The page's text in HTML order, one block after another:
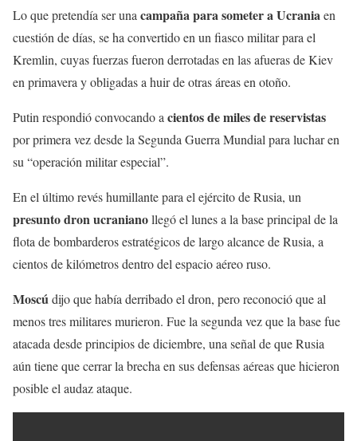
Lo que pretendía ser unacampaña para someter a Ucraniaen
cuestión de días, se ha convertido en un fiasco militar para el
Kremlin, cuyas fuerzas fueron derrotadas en las afueras de Kiev
en primavera y obligadas a huir de otras áreas en otoño.
Putin respondió convocando acientos de miles de reservistas
por primera vez desde la Segunda Guerra Mundial para luchar en
su “operación militar especial”.
En el último revés humillante para el ejército de Rusia, un
presunto dron ucranianollegó el lunes a la base principal de la
flota de bombarderos estratégicos de largo alcance de Rusia, a
cientos de kilómetros dentro del espacio aéreo ruso.
Moscúdijo que había derribado el dron, pero reconoció que al
menos tres militares murieron. Fue la segunda vez que la base fue
atacada desde principios de diciembre, una señal de que Rusia
aún tiene que cerrar la brecha en sus defensas aéreas que hicieron
posible el audaz ataque.